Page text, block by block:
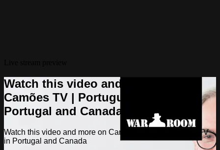
Watch this video and more on
Camões TV | Portuguese TV in
Portugal and Canada
Watch this video and more on Camões TV | Portuguese TV
in Portugal and Canada